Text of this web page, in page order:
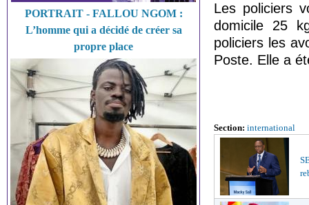
PORTRAIT - FALLOU NGOM :
L’homme qui a décidé de créer sa
propre place
Les policiers
domicile 25
policiers les
Poste. Elle a
Section: international